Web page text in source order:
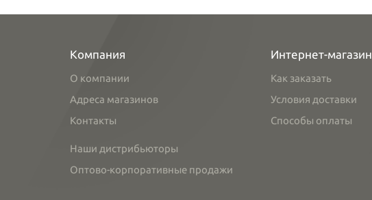
Компания
О компании
Адреса магазинов
Контакты
Наши дистрибьюторы
Оптово-корпоративные продажи
Интернет-магазин
Как заказать
Условия доставки
Способы оплаты